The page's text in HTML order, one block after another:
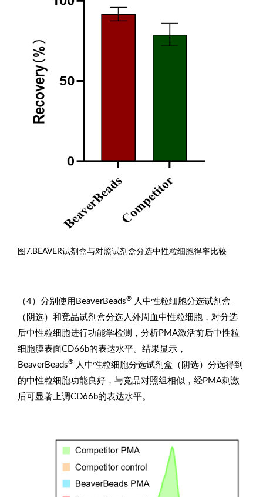
图7.BEAVER试剂盒与对照试剂盒分选中性粒细胞得率比较
（4）分别使用BeaverBeads®
人中性粒细胞分选试剂盒
（阴选）和竞品试剂盒分选人外周血中性粒细胞，对分选
后中性粒细胞进行功能学检测，分析PMA激活前后中性粒
细胞膜表面CD66b的表达水平。结果显示，
BeaverBeads®
人中性粒细胞分选试剂盒（阴选）分选得到
的中性粒细胞功能良好，与竞品对照组相似，经PMA刺激
后可显著上调CD66b的表达水平。